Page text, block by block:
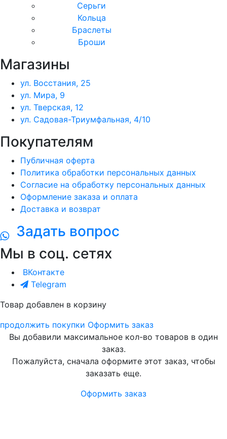
Серьги
Кольца
Браслеты
Броши
Магазины
ул. Восстания, 25
ул. Мира, 9
ул. Тверская, 12
ул. Садовая-Триумфальная, 4/10
Покупателям
Публичная оферта
Политика обработки персональных данных
Согласие на обработку персональных данных
Оформление заказа и оплата
Доставка и возврат
Задать вопрос
Мы в соц. сетях
ВКонтакте
Telegram
Товар добавлен в корзину
продолжить покупки Оформить заказ
Вы добавили максимальное кол-во товаров в один
заказ.
Пожалуйста, сначала оформите этот заказ, чтобы
заказать еще.
Оформить заказ